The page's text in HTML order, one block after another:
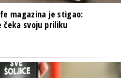
magazina je stigao:
čeka svoju priliku